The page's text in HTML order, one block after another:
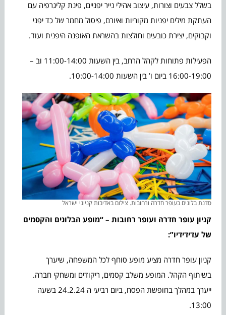
בשלל צבעים וצורות, עיצוב אהילי נייר יפניים, פינת קליגרפיה עם
העתקת מילים יפניות מקוריות ואיורם, פיסול מחמר של כד יפני
וקבוקים, יצירת כובעים וחולצות בהשראת האופנה היפנית ועוד.
הפעילות פתוחות לקהל הרחב, בין השעות 11:00-14:00 וב –
16:00-19:00 ביום ו’ בין השעות 10:00-14:00.
סדנת בלונים בעופר חדרה ורחובות. צילום באדיבות קניוני ישראל
קניון עופר חדרה ועופר רחובות – “מופע הבלונים והקסמים
של עדידידיו”:
קניון עופר חדרה מציע מופע סוחף לכל המשפחה, שיערך
בשיתוף הקהל. המופע משלב קסמים, ריקודים ומשחקי חברה.
ייערך במהלך בחופשת הפסח, ביום רביעי ה 24.2.24 בשעה
13:00.